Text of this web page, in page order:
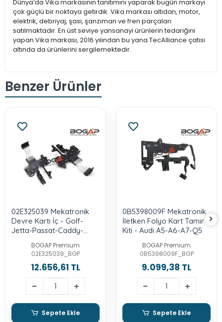
Dünya’da Vika markasının tanıtımını yaparak bugün markayı
çok güçlü bir noktaya getirdik. Vika markası altıdan, motor,
elektrik, debriyaj, şasi, şanzıman ve fren parçaları
satılmaktadır. En üst seviye yansanayi ürünlerin tedariğini
yapan Vika markası, 2016 yılından bu yana TecAlliance çatısı
altında da ürünlerini sergilemektedir.
Benzer Ürünler
02E325039 Mekatronik
Devre Kartı İç - Golf-
Jetta-Passat-Caddy-
Yeti-A3BOGAP Premium
02E325039_BGP
12.656,61 TL
Sepete Ekle
0B5398009F Mekatronik
İletken Folyo Kart Tamir
Kiti - Audi A5-A6-A7-Q5
BOGAP Premium
0B5398009F_BGP
9.099,38 TL
Sepete Ekle